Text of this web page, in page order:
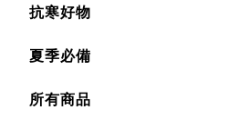
抗寒好物
夏季必備
所有商品